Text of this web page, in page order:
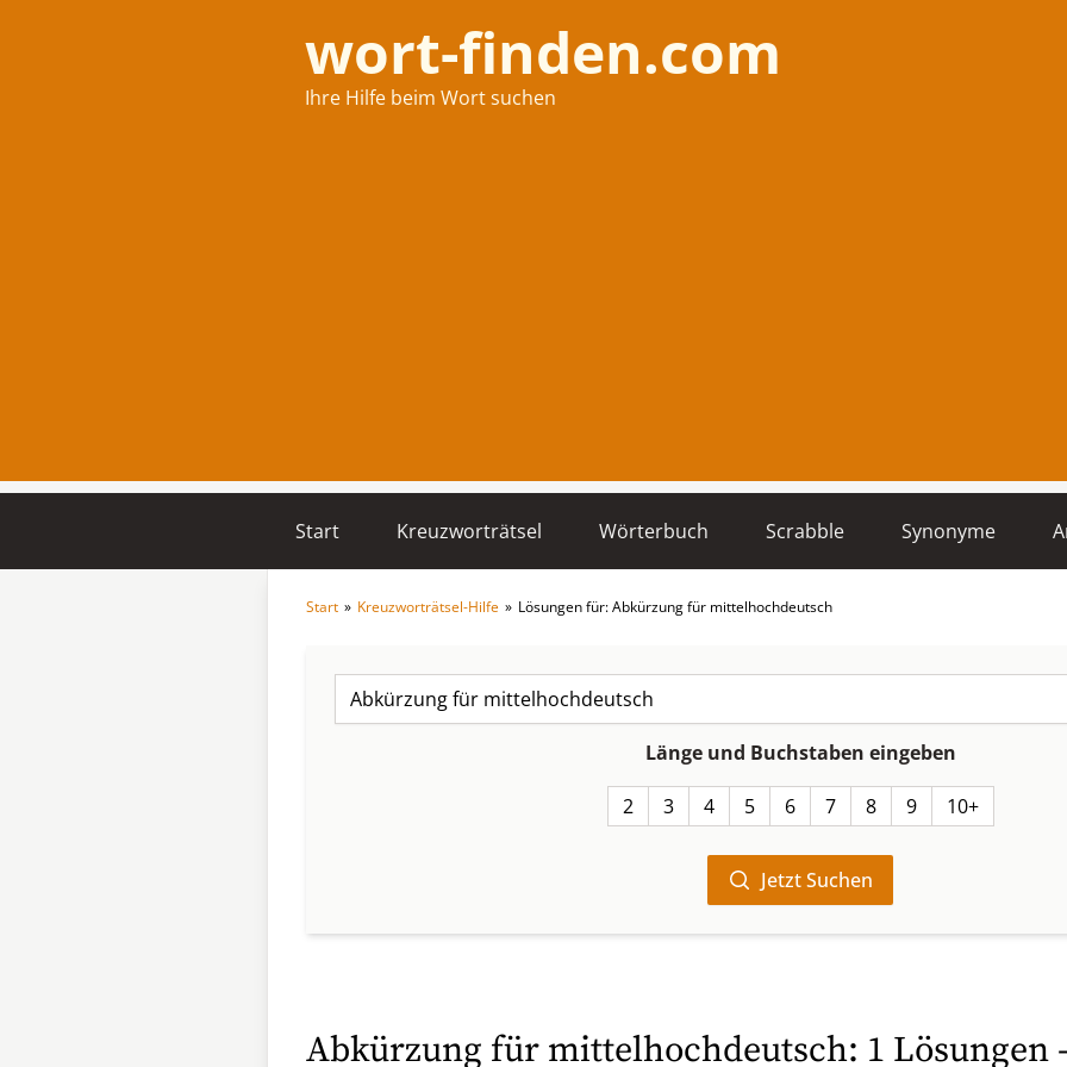
wort-finden.com
Ihre Hilfe beim Wort suchen
Start Kreuzworträtsel Wörterbuch Scrabble Synonyme
Start » Kreuzworträtsel-Hilfe » Lösungen für: Abkürzung für mittelhochdeutsch
Länge und Buchstaben eingeben
2 3 4 5 6 7 8 9 10+
Jetzt Suchen
Abkürzung für mittelhochdeutsch: 1 Lösungen -